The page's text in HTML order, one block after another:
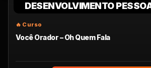
DESENVOLVIMENTO
Você Orador – Oh Quem Fala